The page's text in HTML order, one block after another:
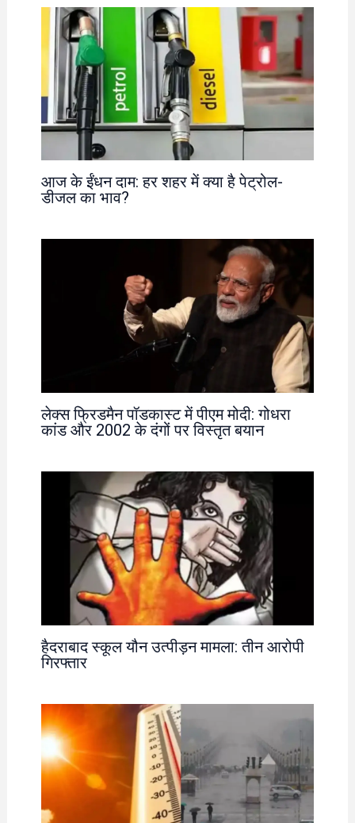
आज के ईंधन दाम: हर शहर में क्या है पेट्रोल-
डीजल का भाव?
लेक्स फ्रिडमैन पॉडकास्ट में पीएम मोदी: गोधरा
कांड और 2002 के दंगों पर विस्तृत बयान
हैदराबाद स्कूल यौन उत्पीड़न मामला: तीन आरोपी
गिरफ्तार